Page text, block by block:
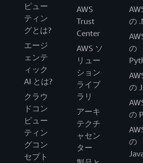
ピュー
ティン
グとは?
エージ
ェンテ
ィック
AI とは?
クラウ
ドコン
ピュー
ティン
グコン
セプト
AWS
Trust
Center
AWS ソ
リュー
ション
ライブ
ラリ
アーキ
テクチ
ャセン
ター
の
の
の
の
の